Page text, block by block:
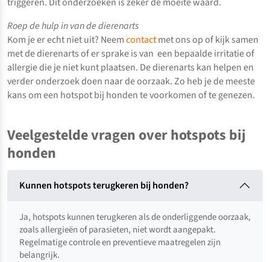
Roep de hulp in van de dierenarts
Kom je er echt niet uit? Neemcontactmet ons op of kijk samen
met de dierenarts of er sprake is van een bepaalde irritatie of
allergie die je niet kunt plaatsen. De dierenarts kan helpen en
verder onderzoek doen naar de oorzaak. Zo heb je de meeste
kans om een hotspot bij honden te voorkomen of te genezen.
Veelgestelde vragen over hotspots bij
honden
Kunnen hotspots terugkeren bij honden?
Ja, hotspots kunnen terugkeren als de onderliggende oorzaak,
zoals allergieën of parasieten, niet wordt aangepakt.
Regelmatige controle en preventieve maatregelen zijn
belangrijk.